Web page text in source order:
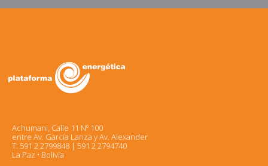
Achumani, Calle 11 Nº 100
entre Av. García Lanza y Av. Alexander
T: 591 2 2799848 | 591 2 2794740
La Paz • Bolivia